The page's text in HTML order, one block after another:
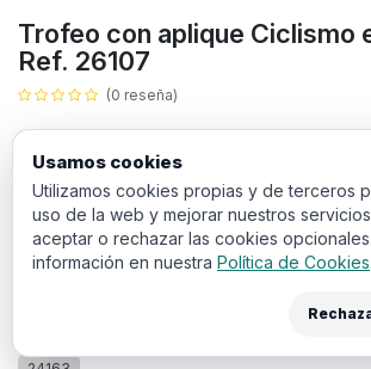
Trofeo con aplique Ciclismo
Ref. 26107
(0 reseña)
6,14 IVA incluido
ALTURA
19 cm 17 cm 15,5 cm
Añadir a la cesta
Usamos cookies
Utilizamos cookies propias y de terceros
uso de la web y mejorar nuestros
aceptar o rechazar las cookies
información en nuestra Política de Cookies